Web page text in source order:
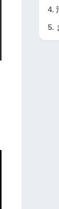
4.
5.